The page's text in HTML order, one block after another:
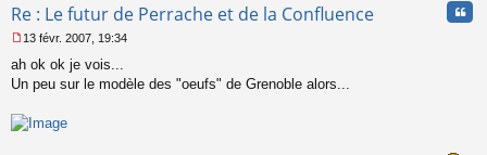
Re : Le futur de Perrache et de la Confluence
e
s
a
g
13 févr. 2007, 19:34
ah ok ok je vois...
Un peu sur le modèle des "oeufs" de Grenoble alors...